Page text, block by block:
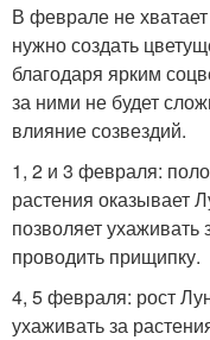
В феврале не
нужно создать
благодаря ярким
за ними не будет
влияние созвездий.
1, 2 и 3 февраля:
растения оказывает
позволяет
проводить прищипку.
4, 5 февраля: рост
ухаживать за